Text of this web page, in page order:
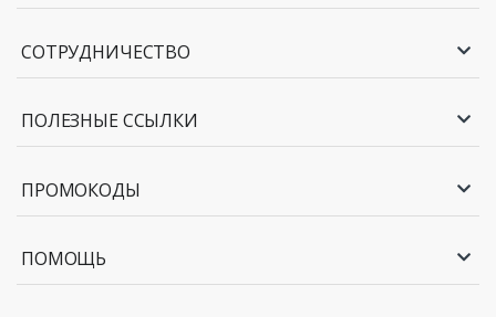
СОТРУДНИЧЕСТВО
ПОЛЕЗНЫЕ ССЫЛКИ
ПРОМОКОДЫ
ПОМОЩЬ